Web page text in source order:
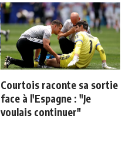
Courtois raconte sa sortie
face à l'Espagne : "Je
voulais continuer"